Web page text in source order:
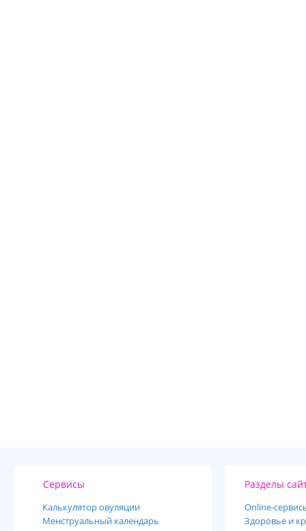
Сервисы
Калькулятор овуляции
Менструальный календарь
Разделы
Online-
Здоровье и